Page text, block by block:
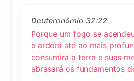
Deuteronômio 32:22
Porque um fogo se
e arderá até ao mais
consumirá a terra e suas
abrasará os fundamentos